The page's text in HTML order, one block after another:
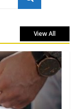
View All